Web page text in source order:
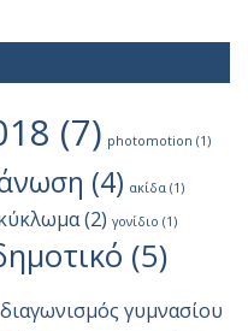
(7) photomotion (1)
(4) ακίδα (1)
(2) γονίδιο (1)
(5)
διαγωνισμός γυμνασίου